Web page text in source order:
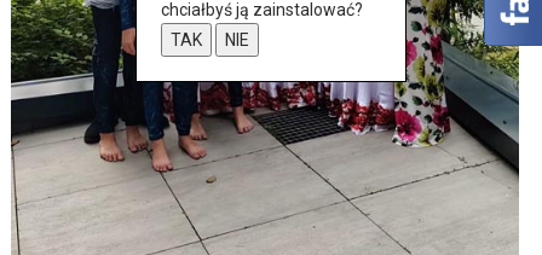
chciałbyś ją zainstalować?
TAK
NIE